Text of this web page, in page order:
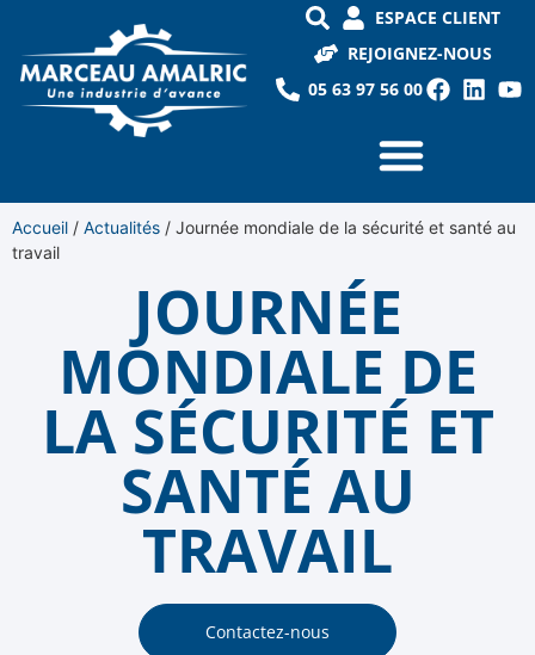
ESPACE CLIENT
REJOIGNEZ-NOUS
05 63 97 56 00
Accueil / Actualités / Journée mondiale de la sécurité et santé au
travail
JOURNÉE
MONDIALE DE
LA SÉCURITÉ ET
SANTÉ AU
TRAVAIL
Contactez-nous